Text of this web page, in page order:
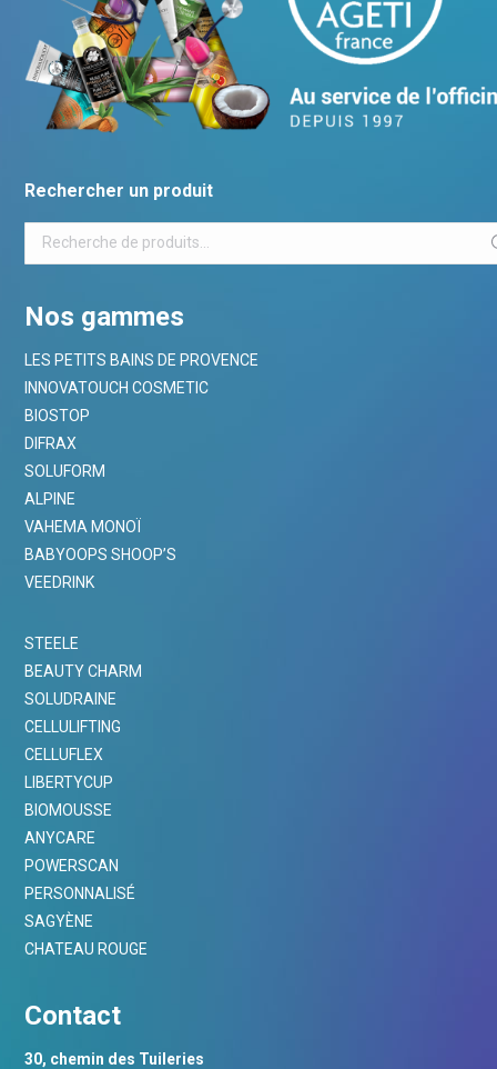
Rechercher un produit
Nos gammes
LES PETITS BAINS DE PROVENCE
INNOVATOUCH COSMETIC
BIOSTOP
DIFRAX
SOLUFORM
ALPINE
VAHEMA MONOÏ
BABYOOPS SHOOP’S
VEEDRINK
STEELE
BEAUTY CHARM
SOLUDRAINE
CELLULIFTING
CELLUFLEX
LIBERTYCUP
BIOMOUSSE
ANYCARE
POWERSCAN
PERSONNALISÉ
SAGYÈNE
CHATEAU ROUGE
Contact
30, chemin des Tuileries